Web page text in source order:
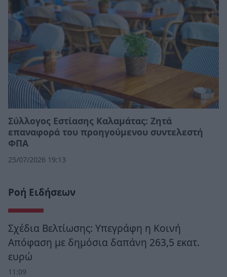
Σύλλογος Εστίασης Καλαμάτας: Ζητά
επαναφορά του προηγούμενου συντελεστή
ΦΠΑ
25/07/2026 19:13
Ροή Ειδήσεων
Σχέδια Βελτίωσης: Υπεγράφη η Κοινή
Απόφαση με δημόσια δαπάνη 263,5 εκατ.
ευρώ
11:09